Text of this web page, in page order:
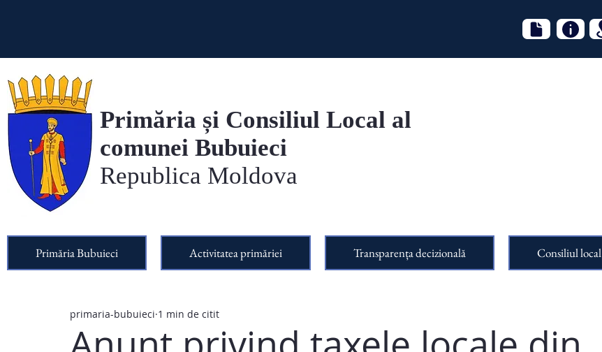
Primăria și Consiliul Local al
comunei Bubuieci
Republica Moldova
Primăria Bubuieci Activitatea primăriei Transparența decizională Consiliul local
primaria-bubuieci 1 min de citit